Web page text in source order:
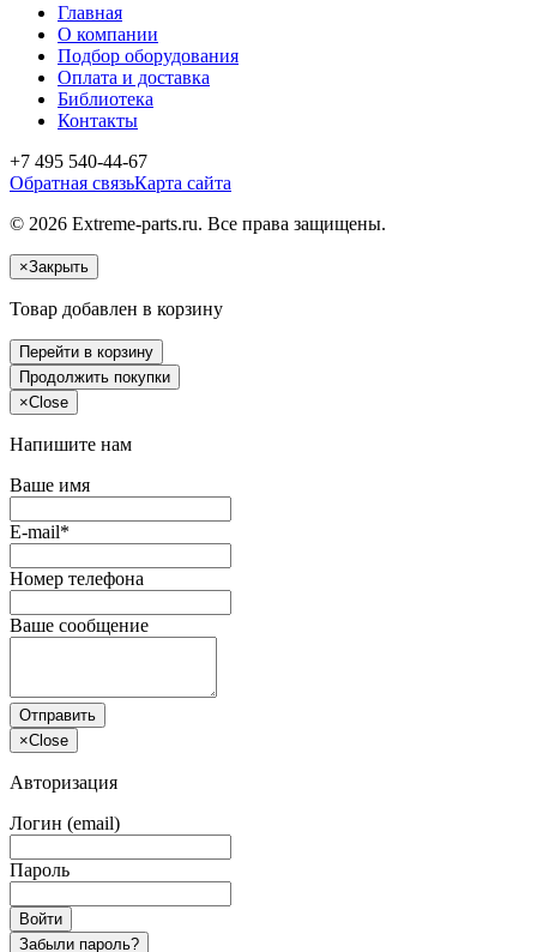
Главная
О компании
Подбор оборудования
Оплата и доставка
Библиотека
Контакты
+7 495 540-44-67
Обратная связьКарта сайта
© 2026 Extreme-parts.ru. Все права защищены.
×Закрыть
Товар добавлен в корзину
Перейти в корзину
Продолжить покупки
×Close
Напишите нам
Ваше имя
E-mail*
Номер телефона
Ваше сообщение
Отправить
×Close
Авторизация
Логин (email)
Пароль
Войти
Забыли пароль?